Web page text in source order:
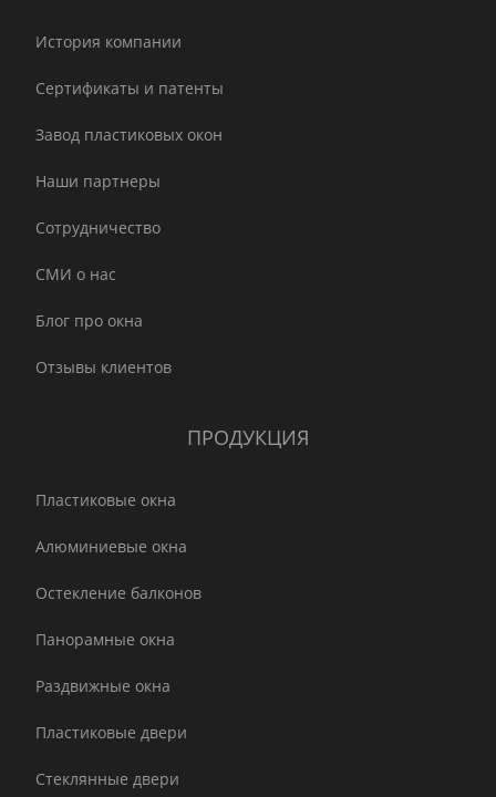
История компании
Сертификаты и патенты
Завод пластиковых окон
Наши партнеры
Сотрудничество
СМИ о нас
Блог про окна
Отзывы клиентов
ПРОДУКЦИЯ
Пластиковые окна
Алюминиевые окна
Остекление балконов
Панорамные окна
Раздвижные окна
Пластиковые двери
Стеклянные двери